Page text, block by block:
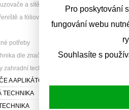
Pro poskytování
fungování webu
Souhlasíte s
a sítě
a fóliovníky
potřeby
dle značek
zahradní techniky
A APLIKÁTORY
TECHNIKA